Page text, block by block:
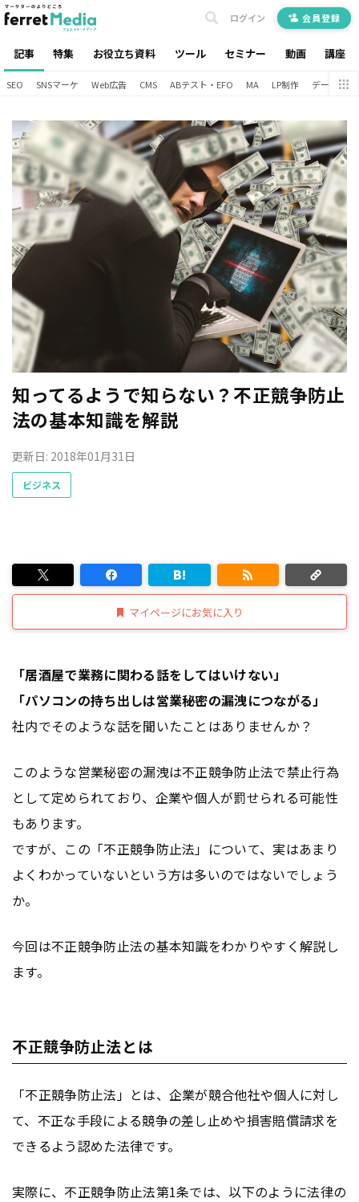
記事 特集 お役立ち資料 ツール セミナー 動画 講座
ログイン 会員登録
SEO SNSマーケ Web広告 CMS ABテスト・EFO MA LP制作 データ分析
知ってるようで知らない？不正競争防止
法の基本知識を解説
更新日: 2018年01月31日
ビジネス
マイページにお気に入り
「居酒屋で業務に関わる話をしてはいけない」
「パソコンの持ち出しは営業秘密の漏洩につながる」
社内でそのような話を聞いたことはありませんか？
このような営業秘密の漏洩は不正競争防止法で禁止行為
として定められており、企業や個人が罰せられる可能性
もあります。
ですが、この「不正競争防止法」について、実はあまり
よくわかっていないという方は多いのではないでしょう
か。
今回は不正競争防止法の基本知識をわかりやすく解説し
ます。
不正競争防止法とは
「不正競争防止法」とは、企業が競合他社や個人に対し
て、不正な手段による競争の差し止めや損害賠償請求を
できるよう認めた法律です。
実際に、不正競争防止法第1条では、以下のように法律の